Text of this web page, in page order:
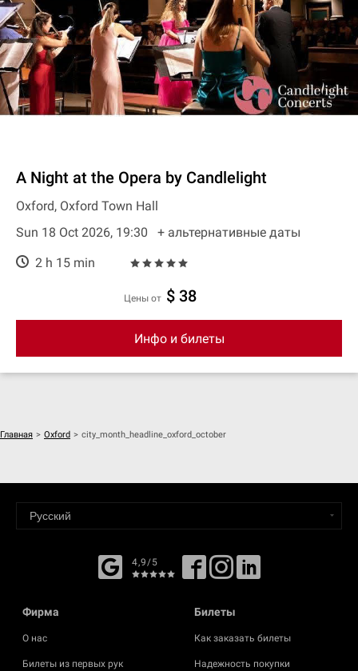
A Night at the Opera by Candlelight
Oxford, Oxford Town Hall
Sun 18 Oct 2026, 19:30
+ aльтернативные даты
2 h 15 min
цены от $ 38
Инфо и билеты
Главная > Oxford > city_month_headline_oxford_october
4,9/5
Фирма
О нас
Билеты из первых рук
Билеты
Как заказать билеты
Надежность покупки